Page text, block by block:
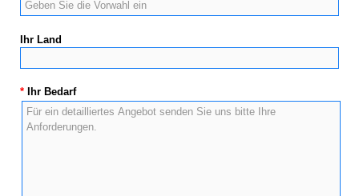
Ihr Land
* Ihr Bedarf